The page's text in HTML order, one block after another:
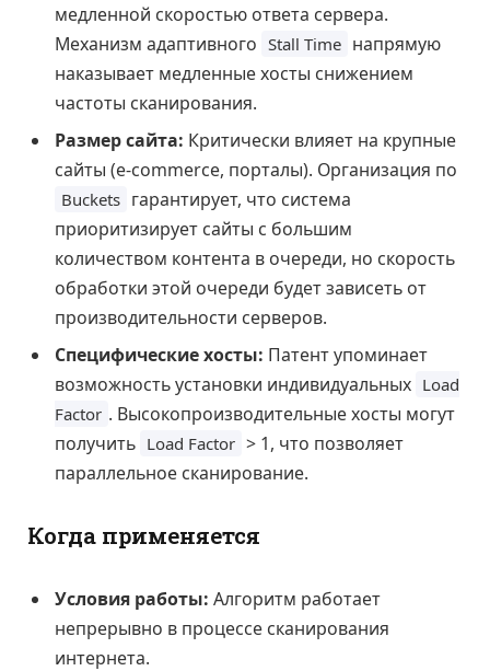
медленной скоростью ответа сервера.
Механизм адаптивного Stall Time напрямую
наказывает медленные хосты снижением
частоты сканирования.
Размер сайта: Критически влияет на крупные
сайты (e-commerce, порталы). Организация по
Buckets гарантирует, что система
приоритизирует сайты с большим
количеством контента в очереди, но скорость
обработки этой очереди будет зависеть от
производительности серверов.
Специфические хосты: Патент упоминает
возможность установки индивидуальных Load
Factor . Высокопроизводительные хосты могут
получить Load Factor > 1, что позволяет
параллельное сканирование.
Когда применяется
Условия работы: Алгоритм работает
непрерывно в процессе сканирования
интернета.